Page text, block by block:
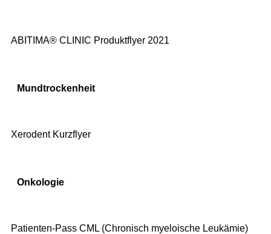
ABITIMA® CLINIC Produktflyer 2021
Mundtrockenheit
Xerodent Kurzflyer
Onkologie
Patienten-Pass CML (Chronisch myeloische Leukämie)